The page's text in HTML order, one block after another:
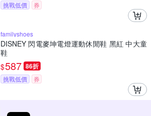
挑戰低價 券
familyshoes
DISNEY 閃電麥坤電燈運動休閒鞋 黑紅 中大童
鞋
$587 86折
挑戰低價 券